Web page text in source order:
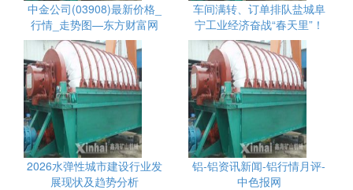
中金公司(03908)最新价格_
行情_走势图—东方财富网
车间满转、订单排队盐城阜
宁工业经济奋战“春天里”！
2026水弹性城市建设行业发
展现状及趋势分析
铝-铝资讯新闻-铝行情月评-
中色报网